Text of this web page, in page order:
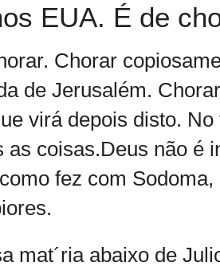
EUA. É de
Chorar
de Jerusalém.
virá depois disto.
as coisas.Deus não é
fez com
mat´ria abaixo de